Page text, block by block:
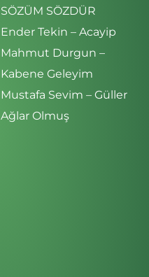
SÖZÜM SÖZDÜR
Ender Tekin – Acayip
Mahmut Durgun –
Kabene Geleyim
Mustafa Sevim – Güller
Ağlar Olmuş